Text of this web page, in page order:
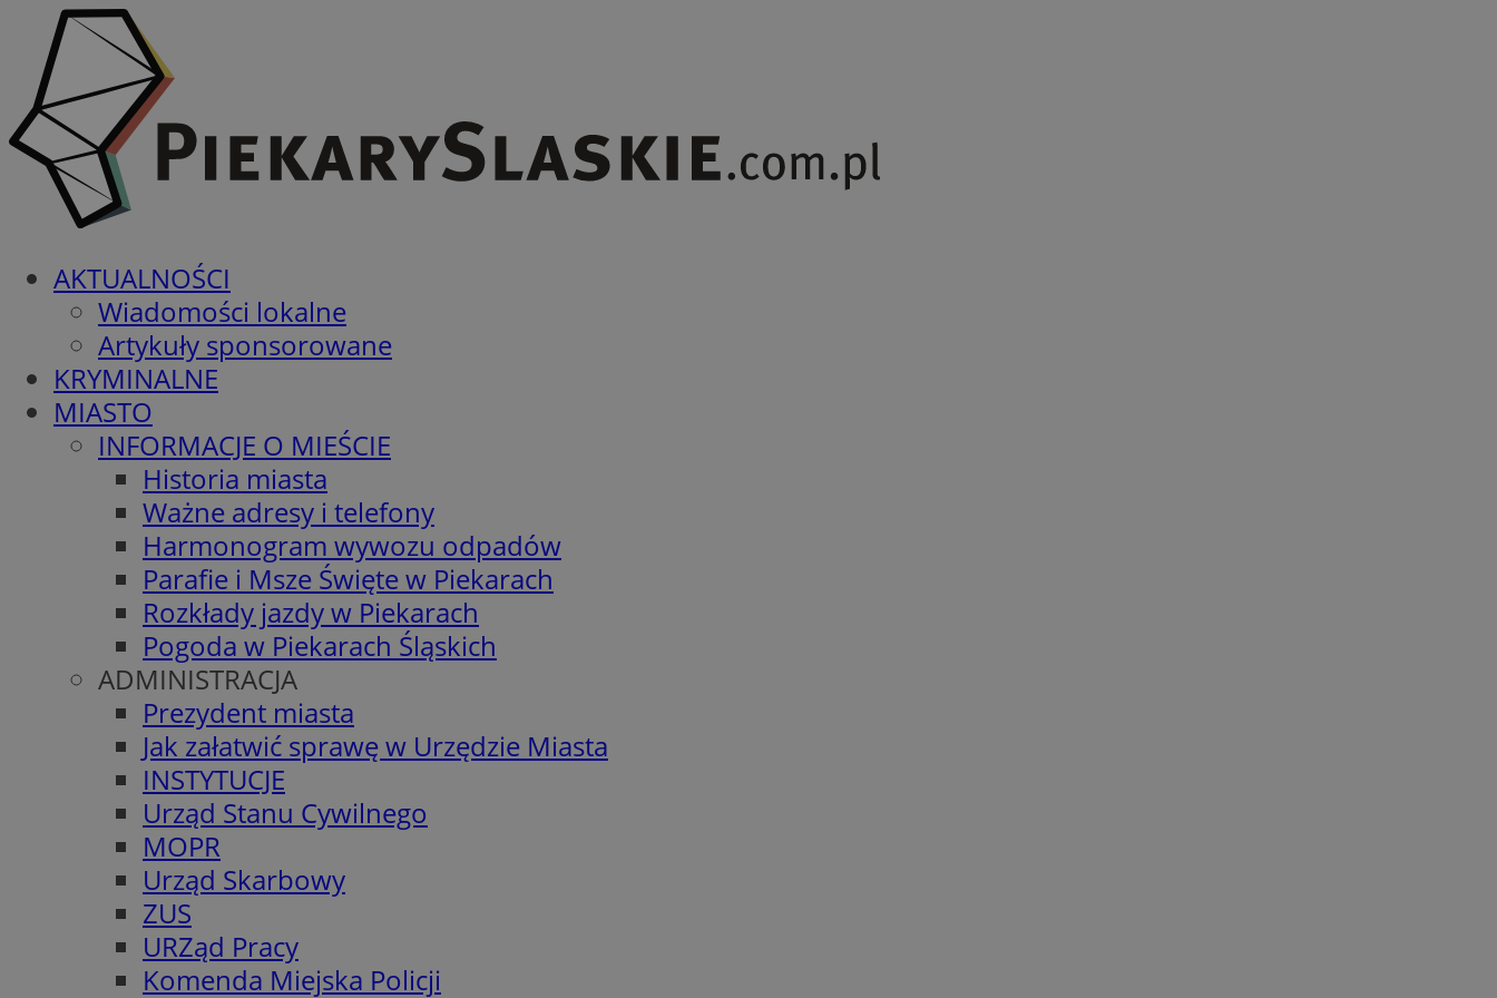
AKTUALNOŚCI
Wiadomości lokalne
Artykuły sponsorowane
KRYMINALNE
MIASTO
INFORMACJE O MIEŚCIE
Historia miasta
Ważne adresy i telefony
Harmonogram wywozu odpadów
Parafie i Msze Święte w Piekarach
Rozkłady jazdy w Piekarach
Pogoda w Piekarach Śląskich
ADMINISTRACJA
Prezydent miasta
Jak załatwić sprawę w Urzędzie Miasta
INSTYTUCJE
Urząd Stanu Cywilnego
MOPR
Urząd Skarbowy
ZUS
URZąd Pracy
Komenda Miejska Policji